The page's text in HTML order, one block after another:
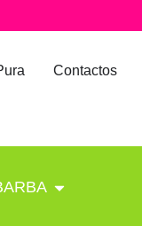
Contactos